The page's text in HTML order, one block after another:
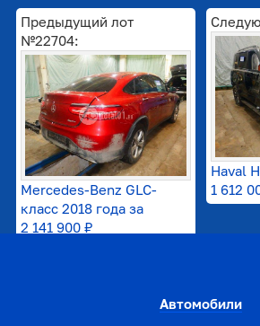
Предыдущий лот
№22704:
Mercedes-Benz GLC-
класс 2018 года за
2 141 900 ₽
Haval
1 612
Автомобили